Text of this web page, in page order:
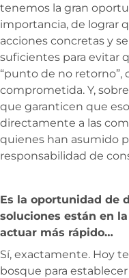
tenemos la gran
importancia, de lograr
acciones concretas y
suficientes para evitar
“punto de no retorno”,
comprometida. Y,
que garanticen que
directamente a las
quienes han asumido
responsabilidad de
Es la oportunidad de
soluciones están en
actuar más rápido…
Sí, exactamente. Hoy
bosque para